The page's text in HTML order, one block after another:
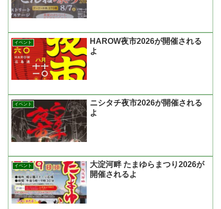
イベント
HAROW夜市2026が開催される
よ
イベント
ニシタチ夜市2026が開催される
よ
イベント
大淀河畔 たまゆらまつり2026が
開催されるよ